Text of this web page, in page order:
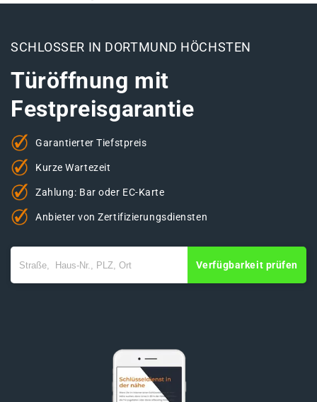
SCHLOSSER IN DORTMUND HÖCHSTEN
Türöffnung mit
Festpreisgarantie
Garantierter Tiefstpreis
Kurze Wartezeit
Zahlung: Bar oder EC-Karte
Anbieter von Zertifizierungsdiensten
Verfügbarkeit prüfen